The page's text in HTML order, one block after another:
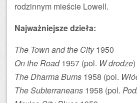
rodzinnym mieście Lowell.
Najważniejsze dzieła:
The Town and the City1950
On the Road1957 (pol. W drodze)
The Dharma Bums 1958 (pol.
The Subterraneans 1958 (pol.